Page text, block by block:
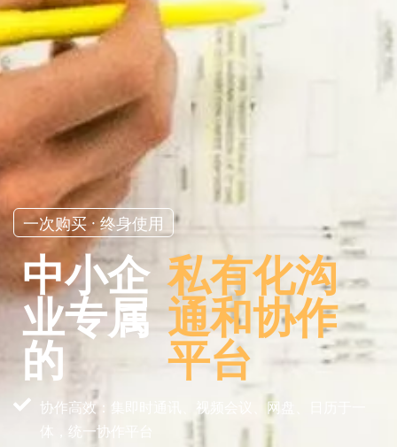
一次购买 · 终身使用
中小企
业专属
的
私有化沟
通和协作
平台
协作高效：集即时通讯、视频会议、网盘、日历于一
体，统一协作平台